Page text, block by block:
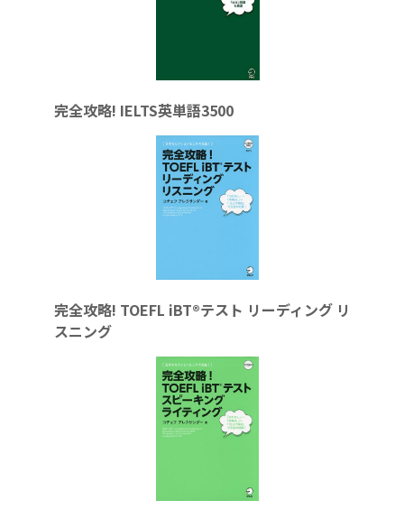
完全攻略! IELTS英単語3500
完全攻略! TOEFL iBT®テスト リーディング リ
スニング